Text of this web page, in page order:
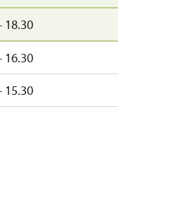
18.30
16.30
15.30